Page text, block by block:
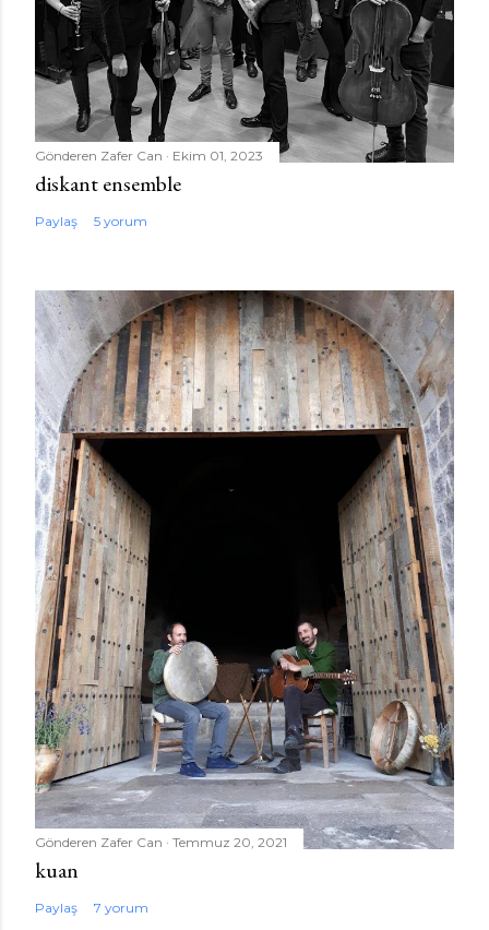
Gönderen Zafer Can Ekim 01, 2023
diskant ensemble
Paylaş 5 yorum
Gönderen Zafer Can Temmuz 20, 2021
kuan
Paylaş 7 yorum